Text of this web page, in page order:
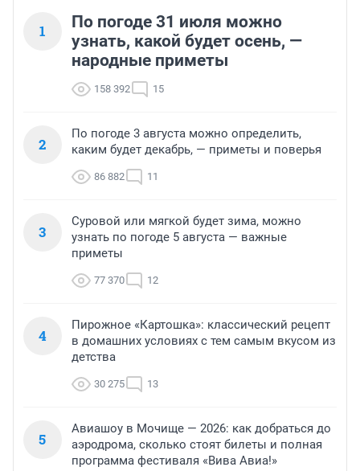
1
По погоде 31 июля можно
узнать, какой будет осень, —
народные приметы
158 392 15
2
По погоде 3 августа можно определить,
каким будет декабрь, — приметы и поверья
86 882 11
3
Суровой или мягкой будет зима, можно
узнать по погоде 5 августа — важные
приметы
77 370 12
4
Пирожное «Картошка»: классический рецепт
в домашних условиях с тем самым вкусом из
детства
30 275 13
5
Авиашоу в Мочище — 2026: как добраться до
аэродрома, сколько стоят билеты и полная
программа фестиваля «Вива Авиа!»